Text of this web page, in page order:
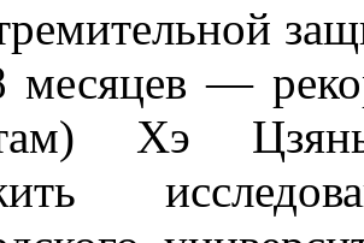
месяцев —
Хэ